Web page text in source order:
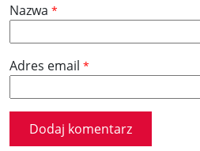
Nazwa *
Adres email *